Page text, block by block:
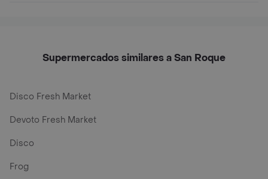
Supermercados similares a San Roque
Disco Fresh Market
Devoto Fresh Market
Disco
Frog